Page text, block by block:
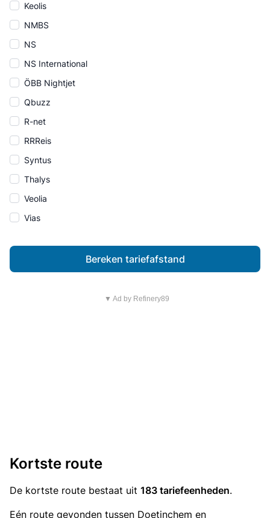
Keolis
NMBS
NS
NS International
ÖBB Nightjet
Qbuzz
R-net
RRReis
Syntus
Thalys
Veolia
Vias
Bereken tariefafstand
▼ Ad by Refinery89
Kortste route
De kortste route bestaat uit 183 tariefeenheden.
Eén route gevonden tussen Doetinchem en